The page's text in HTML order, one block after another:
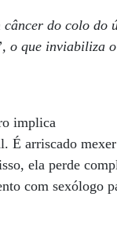
do colo do
que inviabiliza
implica
É arriscado
ela perde
com sexólogo